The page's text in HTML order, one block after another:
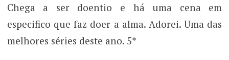
Chega a ser doentio e há uma cena em
especifico que faz doer a alma. Adorei. Uma das
melhores séries deste ano. 5*